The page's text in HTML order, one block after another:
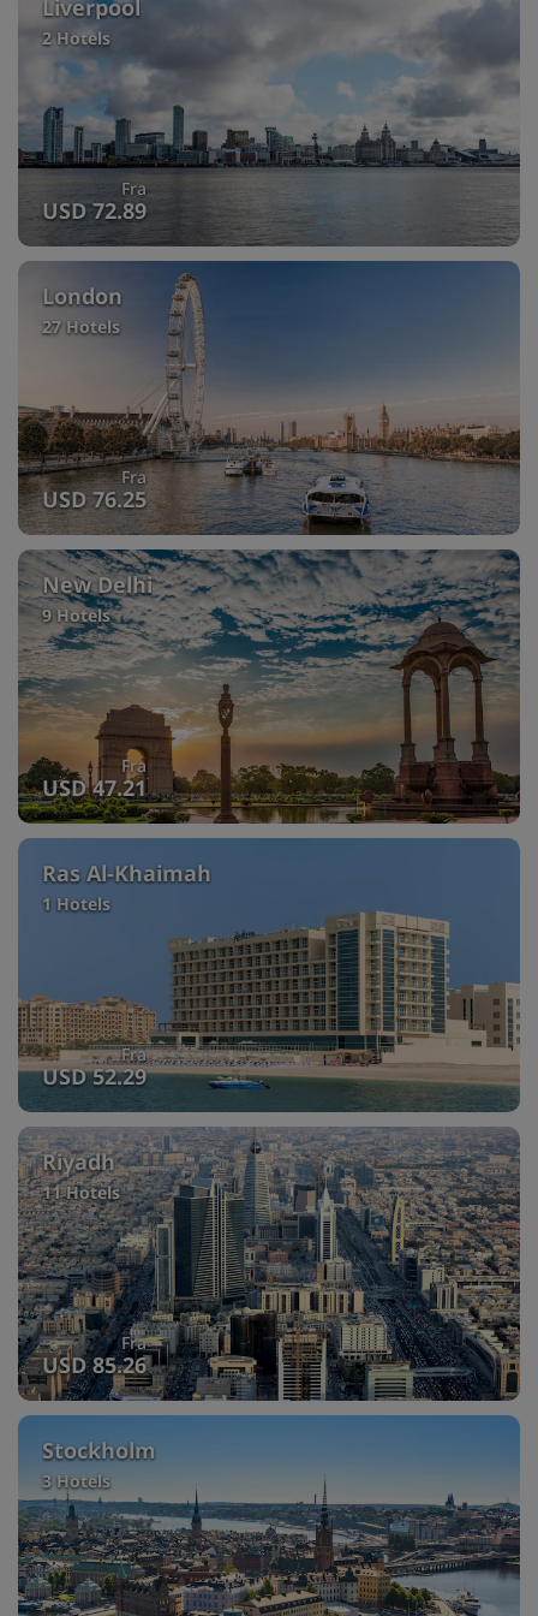
Liverpool
2 Hotels
Fra
USD 72.89
London
27 Hotels
Fra
USD 76.25
New Delhi
9 Hotels
Fra
USD 47.21
Ras Al-Khaimah
1 Hotels
Fra
USD 52.29
Riyadh
11 Hotels
Fra
USD 85.26
Stockholm
3 Hotels